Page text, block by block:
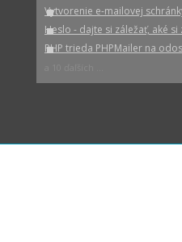
Vytvorenie e-mailovej
Heslo - dajte si záležať, aké si
PHP trieda PHPMailer na